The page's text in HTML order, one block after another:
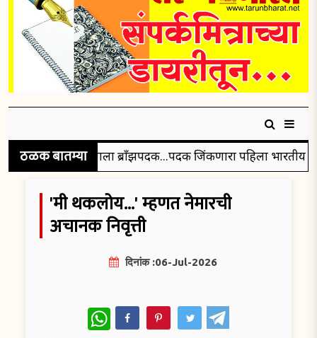
ठळक बातम्या
गुलविरसिंगला ब्रॉंझपदक...पदक जिंकणारा पहिला भारतीय बनला
'मी थकलोय...' म्हणत नेमारची
अचानक निवृत्ती
दिनांक :06-Jul-2026
WhatsApp